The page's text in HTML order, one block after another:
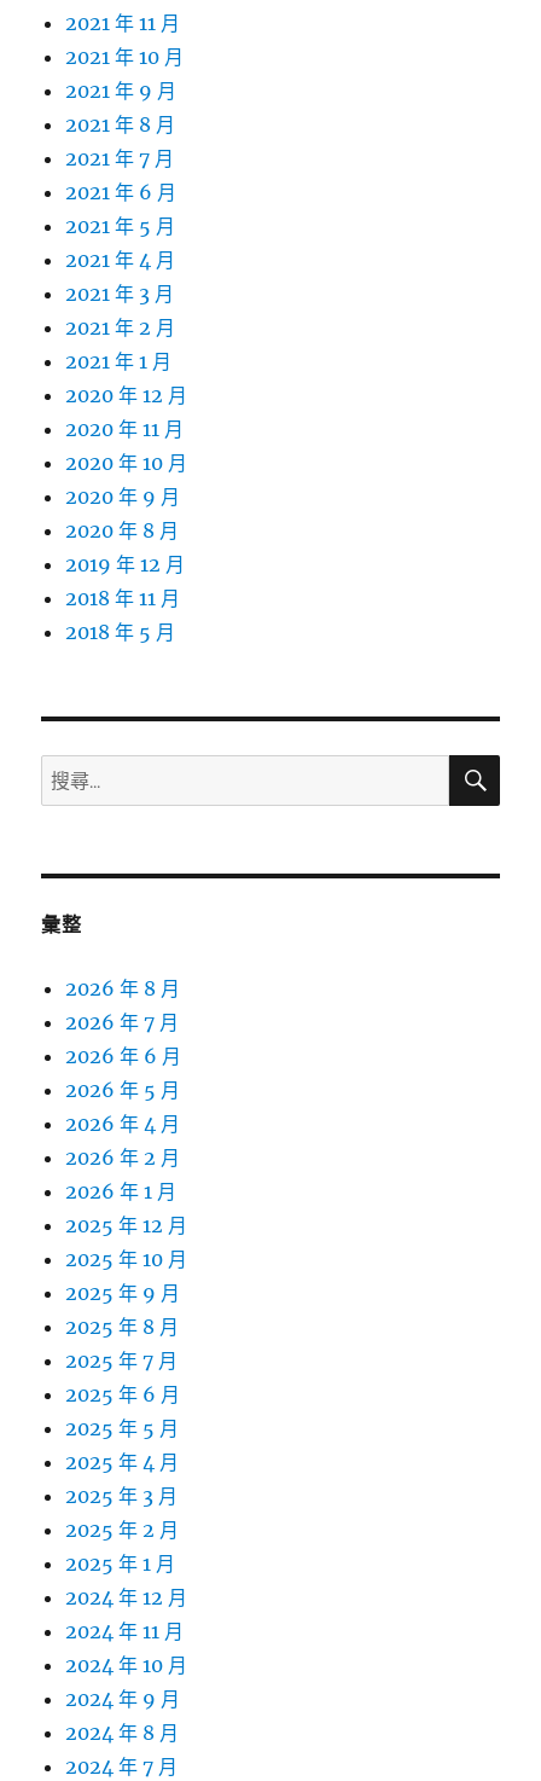
2021 年 11 月
2021 年 10 月
2021 年 9 月
2021 年 8 月
2021 年 7 月
2021 年 6 月
2021 年 5 月
2021 年 4 月
2021 年 3 月
2021 年 2 月
2021 年 1 月
2020 年 12 月
2020 年 11 月
2020 年 10 月
2020 年 9 月
2020 年 8 月
2019 年 12 月
2018 年 11 月
2018 年 5 月
搜
尋
鍵
搜
彙整
2026 年 8 月
2026 年 7 月
2026 年 6 月
2026 年 5 月
2026 年 4 月
2026 年 2 月
2026 年 1 月
2025 年 12 月
2025 年 10 月
2025 年 9 月
2025 年 8 月
2025 年 7 月
2025 年 6 月
2025 年 5 月
2025 年 4 月
2025 年 3 月
2025 年 2 月
2025 年 1 月
2024 年 12 月
2024 年 11 月
2024 年 10 月
2024 年 9 月
2024 年 8 月
2024 年 7 月